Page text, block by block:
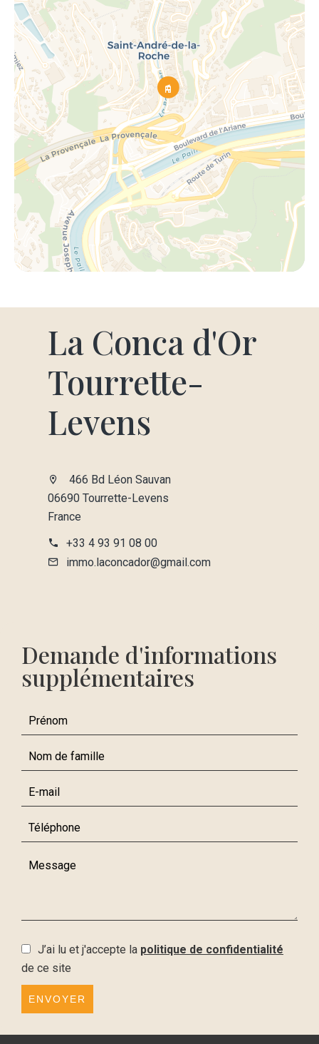
La Conca d'Or
Tourrette-
Levens
466 Bd Léon Sauvan
06690 Tourrette-Levens
France
+33 4 93 91 08 00
immo.laconcador@gmail.com
Demande d'informations
supplémentaires
J’ai lu et j'accepte la politique de confidentialité
de ce site
ENVOYER